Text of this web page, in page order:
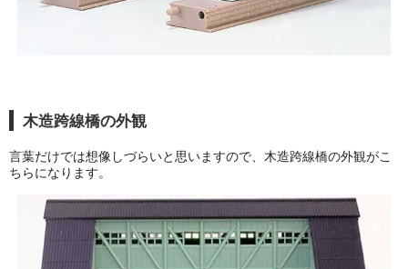
木造跨線橋の外観
言葉だけでは想像しづらいと思いますので、木造跨線橋の外観がこ
ちらになります。